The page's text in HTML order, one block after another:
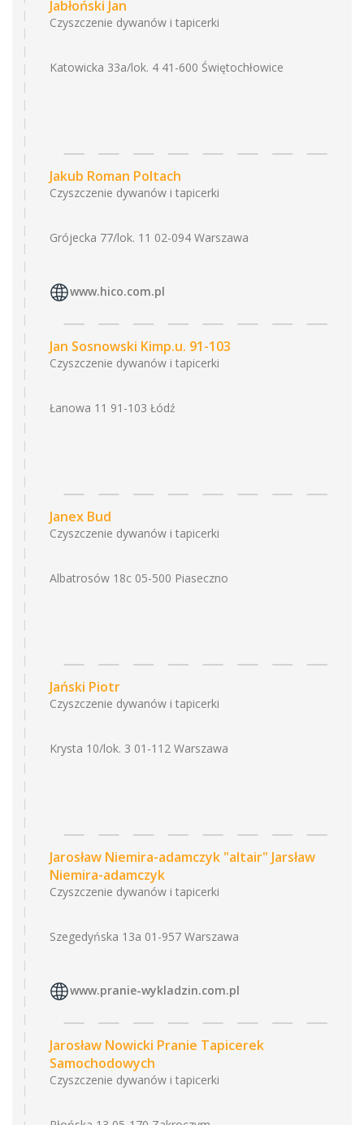
Jabłoński Jan
Czyszczenie dywanów i tapicerki
Katowicka 33a/lok. 4 41-600 Świętochłowice
Jakub Roman Poltach
Czyszczenie dywanów i tapicerki
Grójecka 77/lok. 11 02-094 Warszawa
www.hico.com.pl
Jan Sosnowski Kimp.u. 91-103
Czyszczenie dywanów i tapicerki
Łanowa 11 91-103 Łódź
Janex Bud
Czyszczenie dywanów i tapicerki
Albatrosów 18c 05-500 Piaseczno
Jański Piotr
Czyszczenie dywanów i tapicerki
Krysta 10/lok. 3 01-112 Warszawa
Jarosław Niemira-adamczyk "altair" Jarsław
Niemira-adamczyk
Czyszczenie dywanów i tapicerki
Szegedyńska 13a 01-957 Warszawa
www.pranie-wykladzin.com.pl
Jarosław Nowicki Pranie Tapicerek
Samochodowych
Czyszczenie dywanów i tapicerki